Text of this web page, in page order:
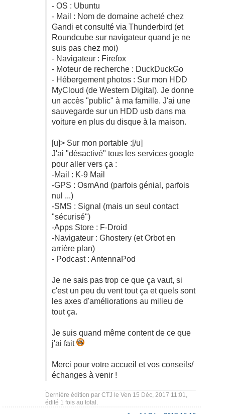
- OS : Ubuntu
- Mail : Nom de domaine acheté chez
Gandi et consulté via Thunderbird (et
Roundcube sur navigateur quand je ne
suis pas chez moi)
- Navigateur : Firefox
- Moteur de recherche : DuckDuckGo
- Hébergement photos : Sur mon HDD
MyCloud (de Western Digital). Je donne
un accès "public" à ma famille. J'ai une
sauvegarde sur un HDD usb dans ma
voiture en plus du disque à la maison.
[u]> Sur mon portable :[/u]
J'ai "désactivé" tous les services google
pour aller vers ça :
-Mail : K-9 Mail
-GPS : OsmAnd (parfois génial, parfois
nul ...)
-SMS : Signal (mais un seul contact
"sécurisé")
-Apps Store : F-Droid
-Navigateur : Ghostery (et Orbot en
arrière plan)
- Podcast : AntennaPod
Je ne sais pas trop ce que ça vaut, si
c'est un peu du vent tout ça et quels sont
les axes d'améliorations au milieu de
tout ça.
Je suis quand même content de ce que
j'ai fait
Merci pour votre accueil et vos conseils/
échanges à venir !
Dernière édition par CTJ le Ven 15 Déc, 2017 11:01,
édité 1 fois au total.